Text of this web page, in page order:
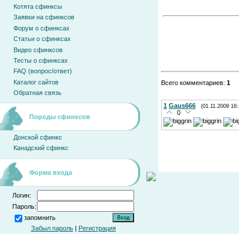
Котята сфинксы
Заявки на сфинксов
Форум о сфинксах
Статьи о сфинксах
Видео сфинксов
Тесты о сфинксах
FAQ (вопрос/ответ)
Каталог сайтов
Обратная связь
Породы сфинксов
Донской сфинкс
Канадский сфинкс
Форма входа
Логин:
Пароль:
запомнить
Забыл пароль| Регистрация
Всего комментариев: 1
1 Gaus666 (01.11.2009
0